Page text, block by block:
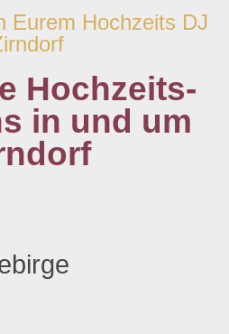
Eurem Hochzeits DJ
Hochzeits-
in und um